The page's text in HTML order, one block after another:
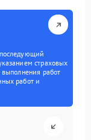
страховых
выполнения работ
работ и